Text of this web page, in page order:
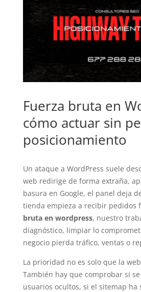
Fuerza bruta en
cómo actuar sin
posicionamiento
Un ataque a WordPress suele
web redirige de forma extraña,
basura en Google, el panel deja
tienda empieza a recibir pedidos
bruta en wordpress, nuestro
diagnóstico, limpiar lo
negocio pierda tráfico, ventas o
La prioridad no es solo que la
También hay que comprobar si
usuarios ocultos, si el sitemap ha